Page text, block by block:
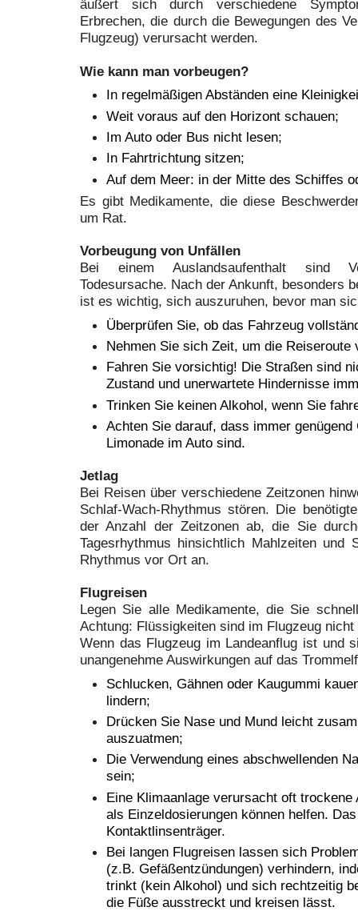
äußert sich durch verschiedene
Erbrechen, die durch die Bewegungen des
Flugzeug) verursacht werden.
Wie kann man vorbeugen?
In regelmäßigen Abständen eine
Weit voraus auf den Horizont schauen;
Im Auto oder Bus nicht lesen;
In Fahrtrichtung sitzen;
Auf dem Meer: in der Mitte des Schiffes
Es gibt Medikamente, die diese
um Rat.
Vorbeugung von Unfällen
Bei einem Auslandsaufenthalt sind
Todesursache. Nach der Ankunft, besonders
ist es wichtig, sich auszuruhen, bevor man
Überprüfen Sie, ob das Fahrzeug
Nehmen Sie sich Zeit, um die Reiseroute
Fahren Sie vorsichtig! Die Straßen sind
Zustand und unerwartete Hindernisse
Trinken Sie keinen Alkohol, wenn Sie
Achten Sie darauf, dass immer
Limonade im Auto sind.
Jetlag
Bei Reisen über verschiedene Zeitzonen
Schlaf-Wach-Rhythmus stören. Die
der Anzahl der Zeitzonen ab, die Sie
Tagesrhythmus hinsichtlich Mahlzeiten und
Rhythmus vor Ort an.
Flugreisen
Legen Sie alle Medikamente, die Sie
Achtung: Flüssigkeiten sind im Flugzeug nicht
Wenn das Flugzeug im Landeanflug ist und
unangenehme Auswirkungen auf das
Schlucken, Gähnen oder Kaugummi
lindern;
Drücken Sie Nase und Mund leicht
auszuatmen;
Die Verwendung eines abschwellenden
sein;
Eine Klimaanlage verursacht oft trockene
als Einzeldosierungen können helfen.
Kontaktlinsenträger.
Bei langen Flugreisen lassen sich
(z.B. Gefäßentzündungen) verhindern,
trinkt (kein Alkohol) und sich rechtzeitig
die Füße ausstreckt und kreisen lässt.